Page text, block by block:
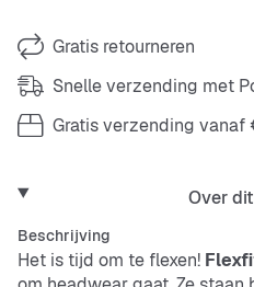
Gratis retourneren
Snelle verzending met
Gratis verzending vanaf
Over
Beschrijving
Het is tijd om te flexen!